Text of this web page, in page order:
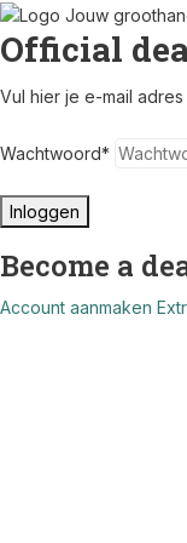
Official
Vul hier je e-mail adres
Wachtwoord*
Inloggen
Become a
Account aanmaken